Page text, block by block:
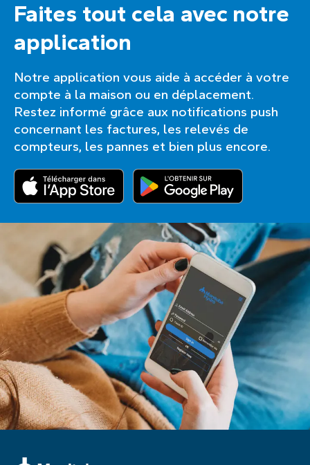
Faites tout cela avec notre
application
Notre application vous aide à accéder à votre
compte à la maison ou en déplacement.
Restez informé grâce aux notifications push
concernant les factures, les relevés de
compteurs, les pannes et bien plus encore.